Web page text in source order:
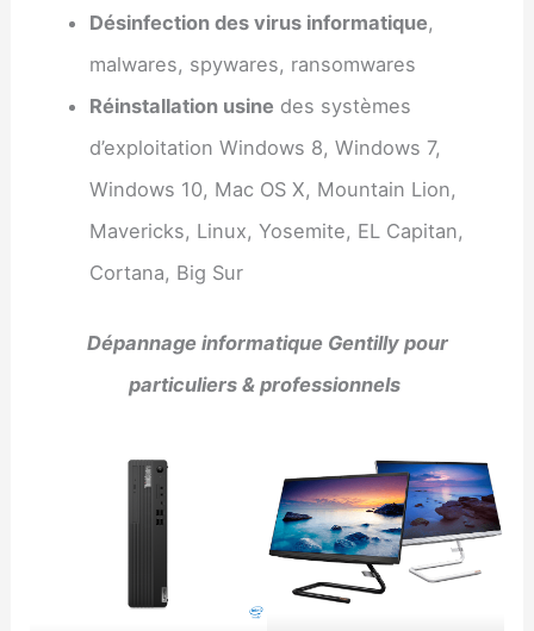
Désinfection des virus informatique,
malwares, spywares, ransomwares
Réinstallation usine des systèmes
d’exploitation Windows 8, Windows 7,
Windows 10, Mac OS X, Mountain Lion,
Mavericks, Linux, Yosemite, EL Capitan,
Cortana, Big Sur
Dépannage informatique Gentilly pour
particuliers & professionnels